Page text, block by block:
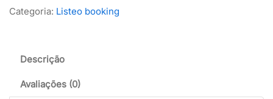
Categoria: Listeo booking
Descrição
Avaliações (0)